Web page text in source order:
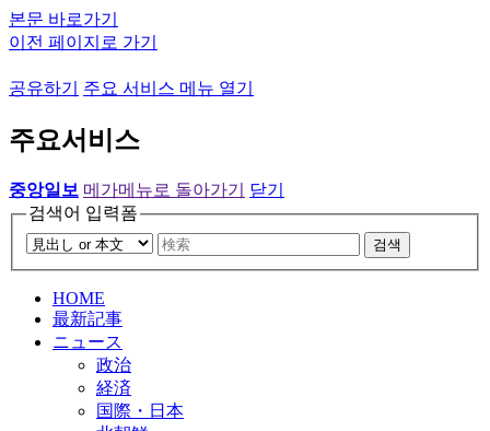
본문 바로가기
이전 페이지로 가기
공유하기 주요 서비스 메뉴 열기
주요서비스
중앙일보 메가메뉴로 돌아가기
닫기
검색어 입력폼
검색
HOME
最新記事
ニュース
政治
経済
国際・日本